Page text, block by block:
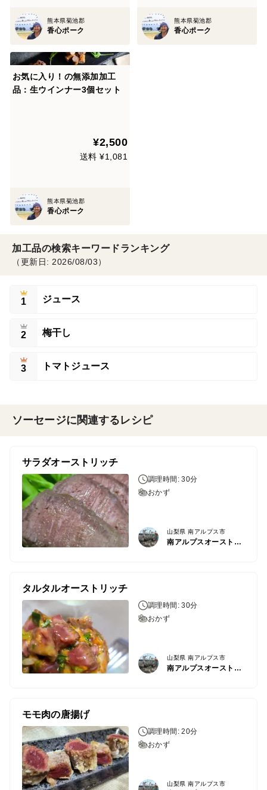
熊本県菊池郡
香心ポーク
熊本県菊池郡
香心ポーク
お気に入り！の無添加加工
品：生ウインナー3個セット
¥2,500
送料 ¥1,081
熊本県菊池郡
香心ポーク
加工品の検索キーワードランキング
（更新日: 2026/08/03）
1 ジュース
2 梅干し
3 トマトジュース
ソーセージに関連するレシピ
サラダオーストリッチ
調理時間: 30分
おかず
山梨県 南アルプス市
南アルプスオーストリッチファーム
タルタルオーストリッチ
調理時間: 30分
おかず
山梨県 南アルプス市
南アルプスオーストリッチファーム
モモ肉の唐揚げ
調理時間: 20分
おかず
山梨県 南アルプス市